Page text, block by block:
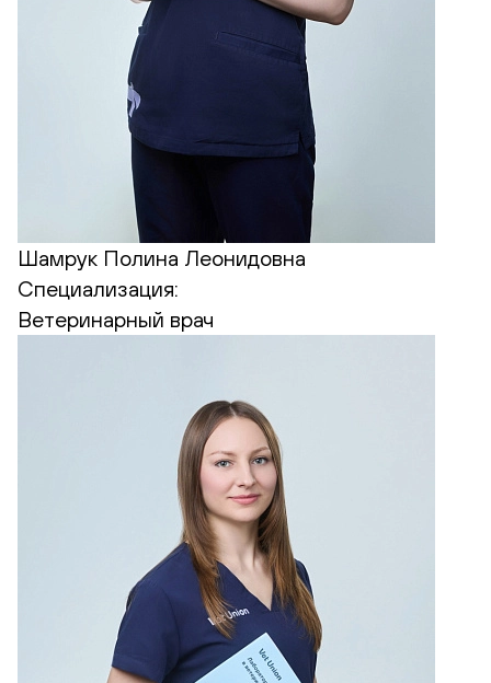
Шамрук Полина Леонидовна
Специализация:
Ветеринарный врач